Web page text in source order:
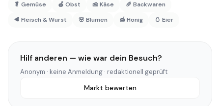
🥬 Gemüse 🍎 Obst 🧀 Käse
🥖 Backwaren
🥩 Fleisch & Wurst
🌸 Blumen 🍯 Honig 🥚 Eier
Hilf anderen — wie war dein Besuch?
Anonym · keine Anmeldung · redaktionell geprüft
Markt bewerten